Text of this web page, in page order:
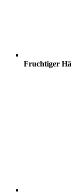
Fruchtiger